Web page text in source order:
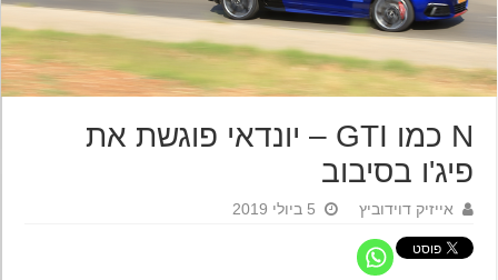
N כמו GTI – יונדאי פוגשת את
פיג'ו בסיבוב
אייזיק דוידוביץ 5 ביולי 2019